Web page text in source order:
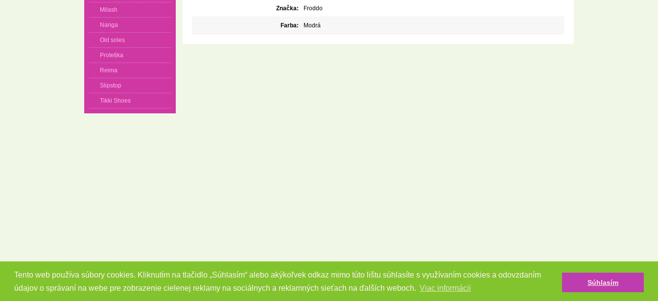
Tento web používa súbory cookies. Kliknutím na tlačidlo „Súhlasím“ alebo akýkoľvek odkaz mimo túto lištu súhlasíte s využívaním cookies a odovzdaním
údajov o správaní na webe pre zobrazenie cielenej reklamy na sociálnych a reklamných sieťach na ďalších weboch. Viac informácii
Súhlasím
Milash
Nanga
Old soles
Protetika
Reima
Slipstop
Tikki Shoes
Značka: Froddo
Farba: Modrá
Copyright 2014 - 2026 © Barefootky